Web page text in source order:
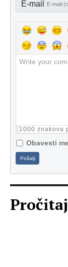
E-mail
1000 znakova
Obavesti
Pošalji